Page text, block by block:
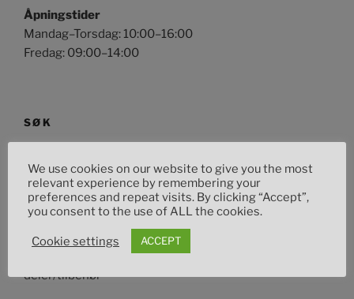
Åpningstider
Mandag–Torsdag: 10:00–16:00
Fredag: 09:00–14:00
SØK
etter:
Toms Custom Garage din lokale leverandør av mc
deler/tilbehør
We use cookies on our website to give you the most
relevant experience by remembering your
preferences and repeat visits. By clicking “Accept”,
you consent to the use of ALL the cookies.
Cookie settings ACCEPT